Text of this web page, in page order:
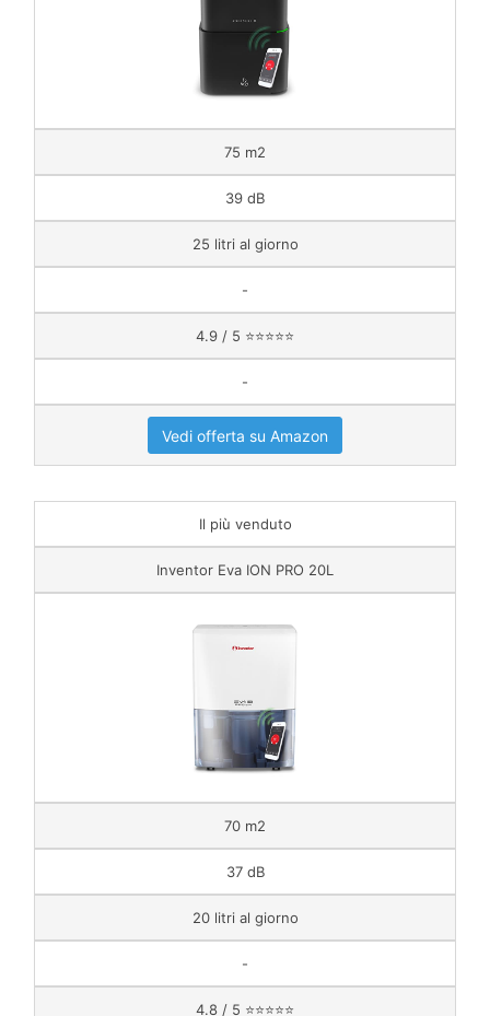
75 m2
39 dB
25 litri al giorno
-
4.9 / 5 ⭐⭐⭐⭐⭐
-
Vedi offerta su Amazon
Il più venduto
Inventor Eva ION PRO 20L
70 m2
37 dB
20 litri al giorno
-
4.8 / 5 ⭐⭐⭐⭐⭐